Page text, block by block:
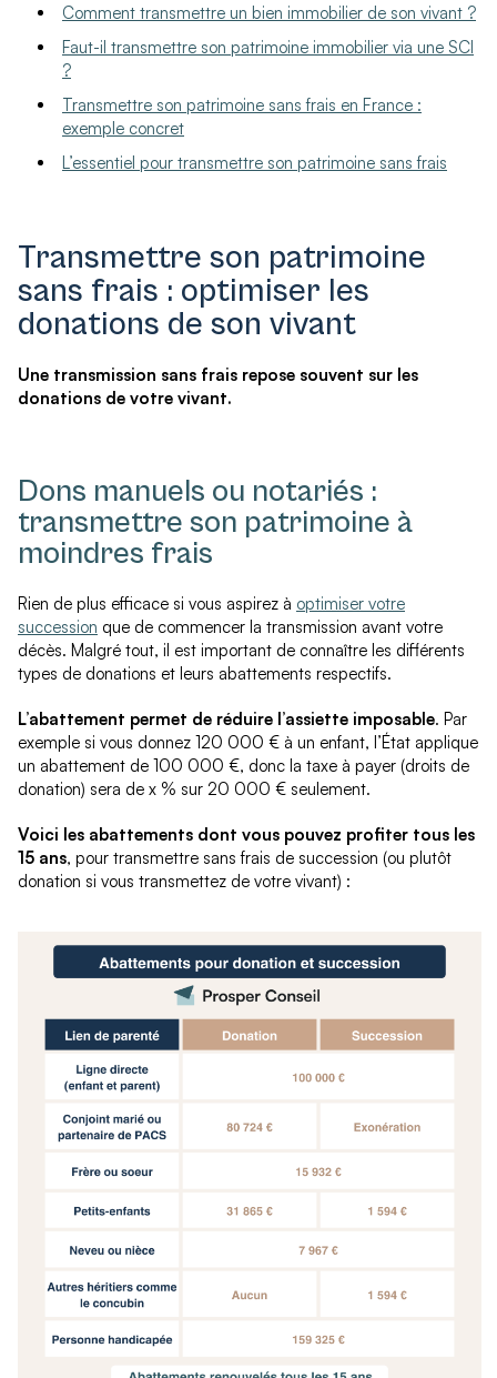
Comment transmettre un bien immobilier de son vivant ?
Faut-il transmettre son patrimoine immobilier via une SCI
?
Transmettre son patrimoine sans frais en France :
exemple concret
L’essentiel pour transmettre son patrimoine sans frais
Transmettre son patrimoine
sans frais : optimiser les
donations de son vivant
Une transmission sans frais repose souvent sur les
donations de votre vivant.
Dons manuels ou notariés :
transmettre son patrimoine à
moindres frais
Rien de plus efficace si vous aspirez à optimiser votre
succession que de commencer la transmission avant votre
décès. Malgré tout, il est important de connaître les différents
types de donations et leurs abattements respectifs.
L’abattement permet de réduire l’assiette imposable. Par
exemple si vous donnez 120 000 € à un enfant, l’État applique
un abattement de 100 000 €, donc la taxe à payer (droits de
donation) sera de x % sur 20 000 € seulement.
Voici les abattements dont vous pouvez profiter tous les
15 ans, pour transmettre sans frais de succession (ou plutôt
donation si vous transmettez de votre vivant) :